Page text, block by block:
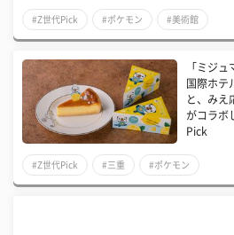
#Z世代Pick #ポケモン #美術館
「ミジ
国際ホテ
と、みえ
がコラボ
Pick
#Z世代Pick #三重 #ポケモン